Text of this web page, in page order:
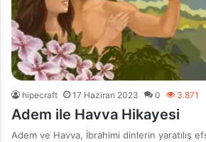
hipecraft 17 Haziran 2023 0 3.871
Adem ile Havva Hikayesi
Adem ve Havva, İbrahimi dinlerin yaratılış